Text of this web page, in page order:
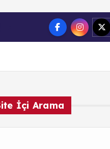
Doğrulanmış
haber deneyimi.
İçi Arama